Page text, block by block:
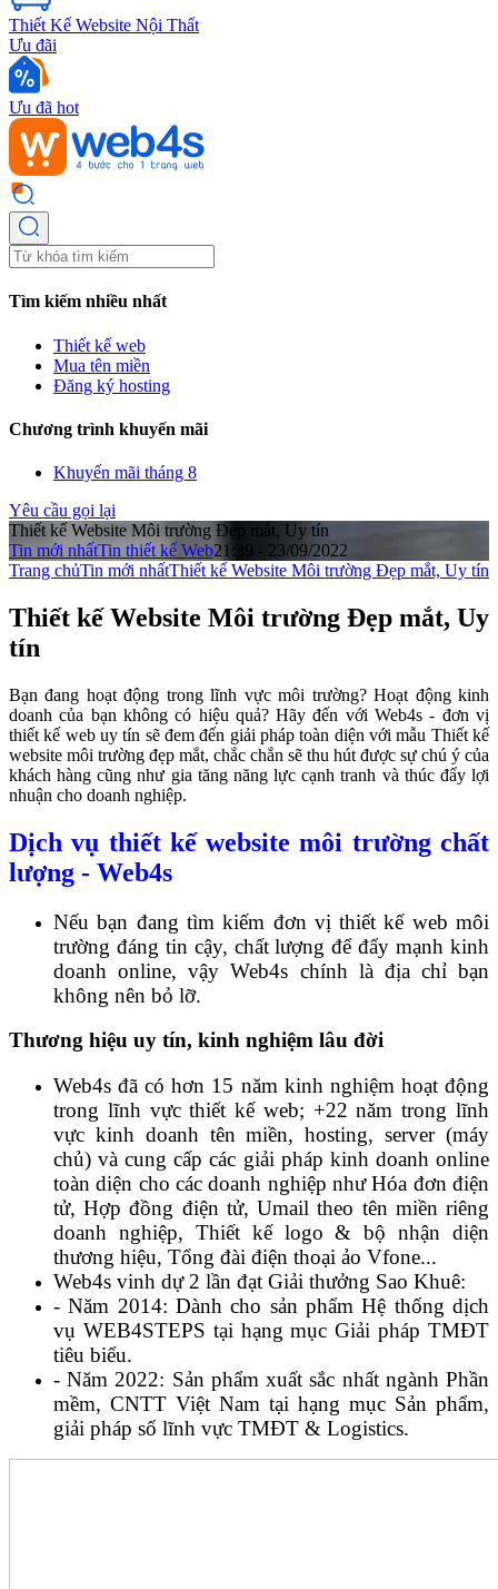
Thiết Kế Website Nội Thất
Ưu đãi
Ưu đã hot
Tìm kiếm nhiều nhất
Thiết kế web
Mua tên miền
Đăng ký hosting
Chương trình khuyến mãi
Khuyến mãi tháng 8
Yêu cầu gọi lại
Thiết kế Website Môi trường Đẹp mắt, Uy tín
Tin mới nhấtTin thiết kế Web21:39 - 23/09/2022
Trang chủTin mới nhấtThiết kế Website Môi trường Đẹp mắt, Uy tín
Thiết kế Website Môi trường Đẹp mắt, Uy
tín
Bạn đang hoạt động trong lĩnh vực môi trường? Hoạt động kinh
doanh của bạn không có hiệu quả? Hãy đến với Web4s - đơn vị
thiết kế web uy tín sẽ đem đến giải pháp toàn diện với mẫu Thiết kế
website môi trường đẹp mắt, chắc chắn sẽ thu hút được sự chú ý của
khách hàng cũng như gia tăng năng lực cạnh tranh và thúc đẩy lợi
nhuận cho doanh nghiệp.
Dịch vụ thiết kế website môi trường chất
lượng - Web4s
Nếu bạn đang tìm kiếm đơn vị thiết kế web môi
trường đáng tin cậy, chất lượng để đẩy mạnh kinh
doanh online, vậy Web4s chính là địa chỉ bạn
không nên bỏ lỡ.
Thương hiệu uy tín, kinh nghiệm lâu đời
Web4s đã có hơn 15 năm kinh nghiệm hoạt động
trong lĩnh vực thiết kế web; +22 năm trong lĩnh
vực kinh doanh tên miền, hosting, server (máy
chủ) và cung cấp các giải pháp kinh doanh online
toàn diện cho các doanh nghiệp như Hóa đơn điện
tử, Hợp đồng điện tử, Umail theo tên miền riêng
doanh nghiệp, Thiết kế logo & bộ nhận diện
thương hiệu, Tổng đài điện thoại ảo Vfone...
Web4s vinh dự 2 lần đạt Giải thưởng Sao Khuê:
- Năm 2014: Dành cho sản phẩm Hệ thống dịch
vụ WEB4STEPS tại hạng mục Giải pháp TMĐT
tiêu biểu.
- Năm 2022: Sản phẩm xuất sắc nhất ngành Phần
mềm, CNTT Việt Nam tại hạng mục Sản phẩm,
giải pháp số lĩnh vực TMĐT & Logistics.